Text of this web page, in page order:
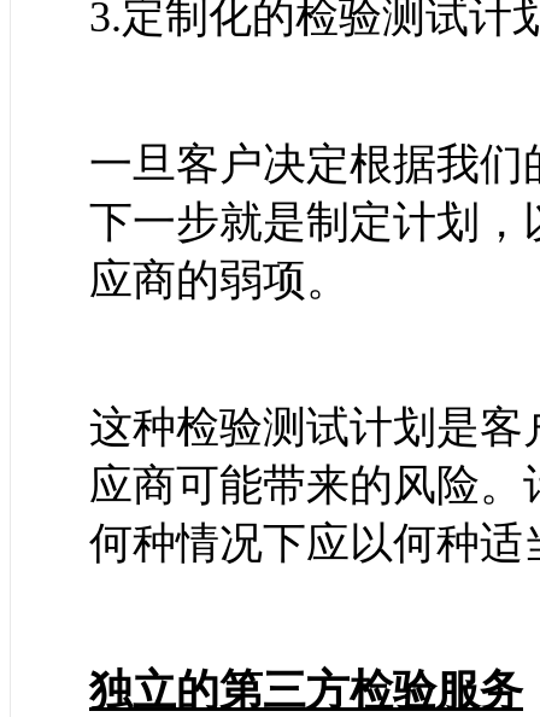
3.定制化的检验测试计
一旦客户决定根据我们
下一步就是制定计划
应商的弱项。
这种检验测试计划是
应商可能带来的风险
何种情况下应以何种
独立的第三方检验服务